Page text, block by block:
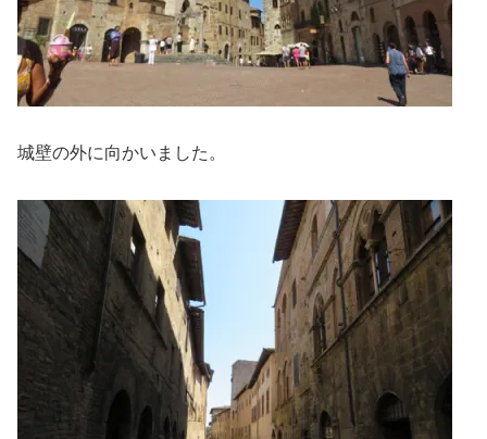
城壁の外に向かいました。